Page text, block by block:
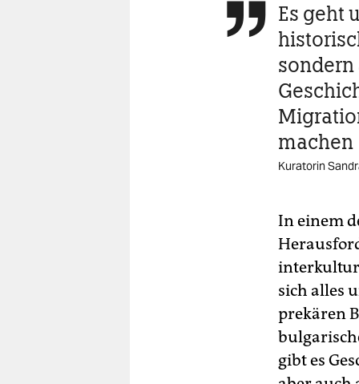
 Es geht
sondern
machen
Kuratorin
In einem
sich alles
prekären
gibt es